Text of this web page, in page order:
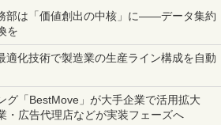
部は「価値創出の中核」に――データ集約
を
適化技術で製造業の生産ライン構成を自動
グ「BestMove」が大手企業で活用拡大
・広告代理店などが実装フェーズへ